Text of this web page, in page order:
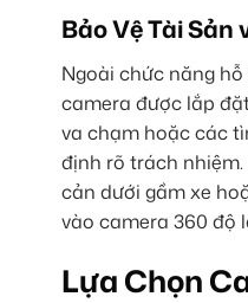
Bảo Vệ Tài Sản
Ngoài chức năng
camera được lắp
va chạm hoặc các
định rõ trách
cản dưới gầm xe
vào camera 360 độ
Lựa Chọn